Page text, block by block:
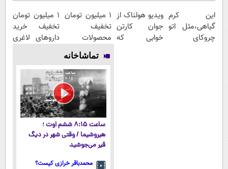
این کرم
گیاهی،مثل اتو
چروکای
ویدیو هولناک از
جوان کارتن
خوابی که
۱ میلیون تومان
تخفیف
محصولات
لاغری؛ یک قدم
نزدیک‌تر به
شروع کاهش
وزن
1 میلیون تومان
تخفیف خرید
داروهای لاغری
یخ!
تماشاخانه
ساعت ۸:۱۵ ششم اوت ؛
هیروشیما / وقتی شهر در دیگ
قیر می‌جوشید
محمدباقر خرازی کیست؟